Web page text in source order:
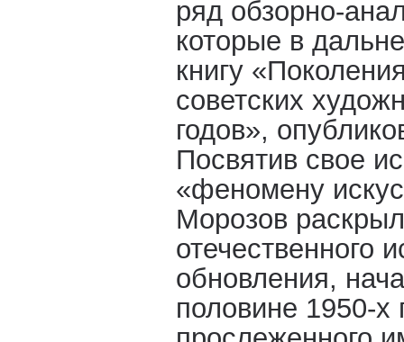
ряд обзорно-
которые в
книгу
советских
годов»,
Посвятив свое
«феномену
Морозов
отечественного
обновления,
половине 1950-х